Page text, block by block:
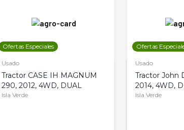
Ofertas Especiales
Usado
Tractor CASE IH MAGNUM
290, 2012, 4WD, DUAL
Isla Verde
Ofertas
Usado
Tractor John
2014, 4WD,
Isla Verde